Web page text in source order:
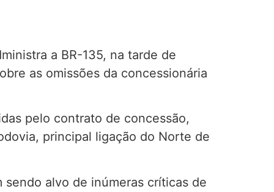
a BR-135, na tarde de
as omissões da concessionária
pelo contrato de concessão,
principal ligação do Norte de
sendo alvo de inúmeras críticas de